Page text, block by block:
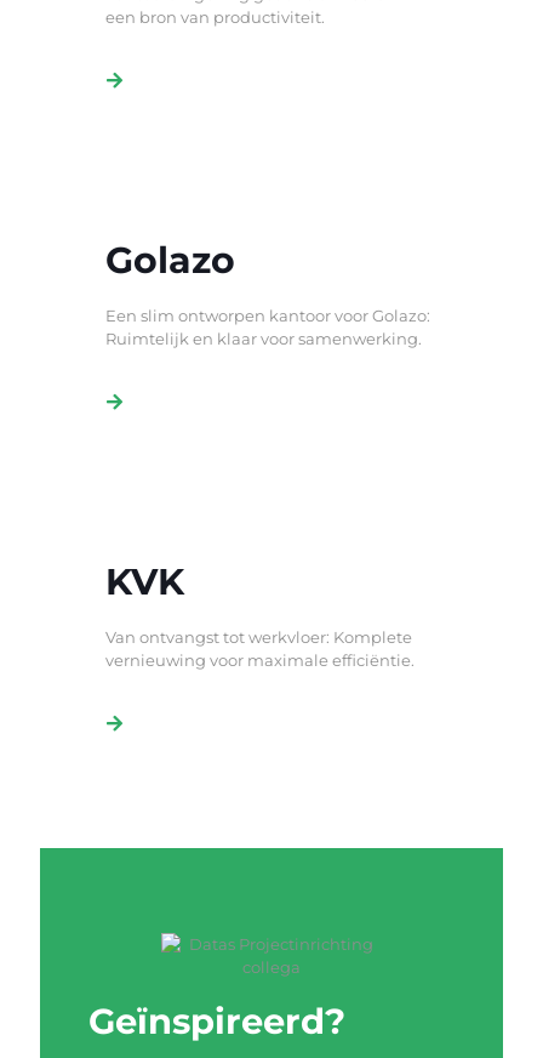
een bron van productiviteit.
Golazo
Een slim ontworpen kantoor voor Golazo:
Ruimtelijk en klaar voor samenwerking.
KVK
Van ontvangst tot werkvloer: Komplete
vernieuwing voor maximale efficiëntie.
Geïnspireerd?